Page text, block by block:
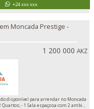
+24 xxx xxx
1 200 000AKZ
disponível para arrendar no Moncada
Descrição: - 2 Quartos; - 1 Sala espaçosa com 2 ambi...